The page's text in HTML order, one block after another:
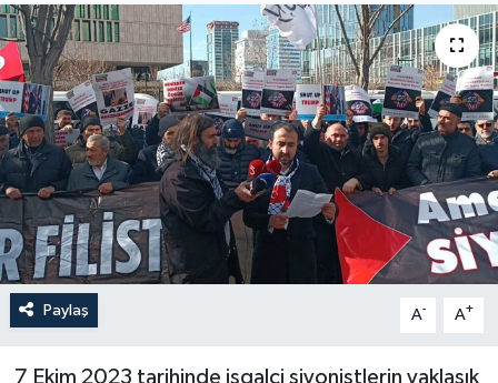
Paylaş A- A+
7 Ekim 2023 tarihinde işgalci siyonistlerin yaklaşık
Sağlık
Spor
Teknoloji
Yaşam